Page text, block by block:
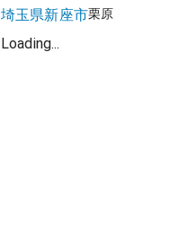
埼玉県新座市栗原
Loading...